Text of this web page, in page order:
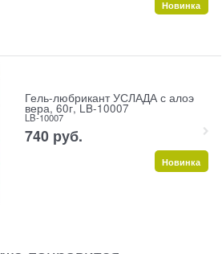
Новинка
Гель-любрикант УСЛАДА с алоэ
вера, 60г, LB-10007
LB-10007
740 руб.
Новинка